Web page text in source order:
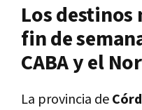
Los destinos
fin de
CABA y el
La provincia de